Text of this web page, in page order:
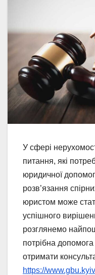
У сфері
питання, які
юридичної
розв’язання
юристом може
успішного
розглянемо
потрібна
отримати
https://